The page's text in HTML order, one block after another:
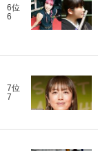
6位
6
7位
7